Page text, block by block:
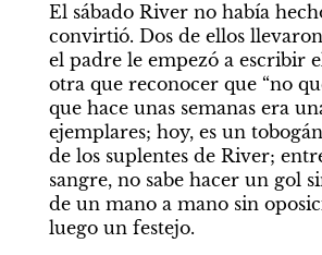
El sábado River no había
convirtió. Dos de ellos
el padre le empezó a escribir
otra que reconocer que “no
que hace unas semanas era
ejemplares; hoy, es un
de los suplentes de River;
sangre, no sabe hacer un gol
de un mano a mano sin
luego un festejo.